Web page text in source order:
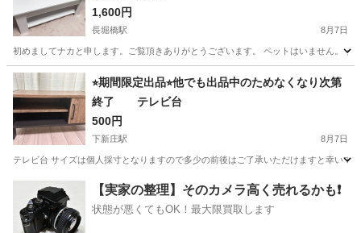
1,600円
長堀橋駅 8月7日
初めましてナカと申します。ご覧頂きありがとうございます。 ペットはいません。
大阪 大阪市 長堀橋駅 テーブル ロー
⭐︎期間限定出品⭐︎他でも出品中のためなくなり次第
終了 テレビ台
500円
下新庄駅 8月7日
テレビ台 サイズは個人採寸となりますので多少の前後はご了承いただけますと幸いで
下新庄駅 収納家具
【実家の整理】そのカメラ高く売れるかも❗️
状態が悪くてもOK！最大限買取します